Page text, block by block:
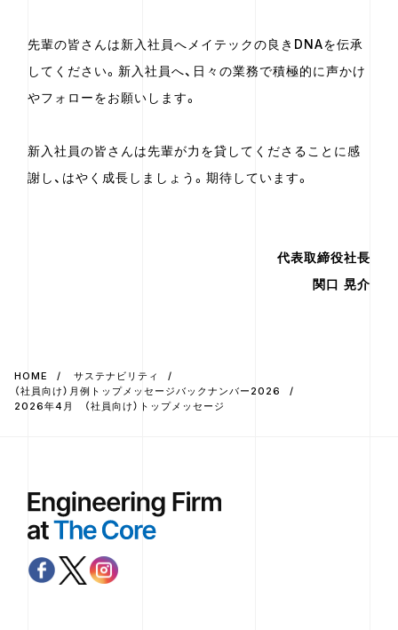
先輩の皆さんは新入社員へメイテックの良きDNAを伝承
してください。新入社員へ、日々の業務で積極的に声かけ
やフォローをお願いします。
新入社員の皆さんは先輩が力を貸してくださることに感
謝し、はやく成長しましょう。期待しています。
代表取締役社長
関口 晃介
HOME
サステナビリティ
（社員向け）月例トップメッセージバックナンバー2026
2026年4月 （社員向け）トップメッセージ